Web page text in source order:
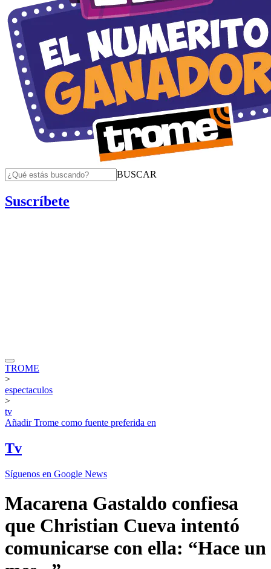
BUSCAR
Suscríbete
TROME
>
espectaculos
>
tv
AñadirTrome como fuente preferida en
Tv
Síguenos en Google News
Macarena Gastaldo confiesa
que Christian Cueva intentó
comunicarse con ella: “Hace un